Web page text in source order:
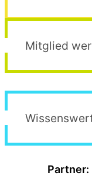
Mitglied
Partner: